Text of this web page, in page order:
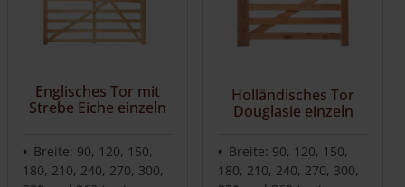
Englisches Tor mit
Strebe Eiche einzeln
Breite: 90, 120, 150,
180, 210, 240, 270, 300,
Holländisches Tor
Douglasie einzeln
Breite: 90, 120, 150,
180, 210, 240, 270, 300,